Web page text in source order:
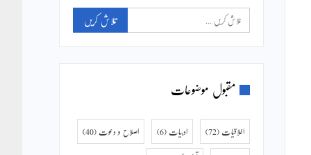
مقبول موضوعات
اخلاقیات (72) ادبیات (6) اصلاح و دعوت (40)